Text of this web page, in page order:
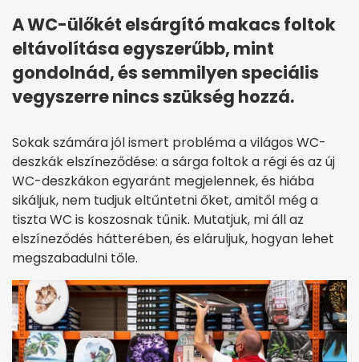
A WC-ülőkét elsárgító makacs foltok
eltávolítása egyszerűbb, mint
gondolnád, és semmilyen speciális
vegyszerre nincs szükség hozzá.
Sokak számára jól ismert probléma a világos WC-
deszkák elszíneződése: a sárga foltok a régi és az új
WC-deszkákon egyaránt megjelennek, és hiába
sikáljuk, nem tudjuk eltűntetni őket, amitől még a
tiszta WC is koszosnak tűnik. Mutatjuk, mi áll az
elszíneződés hátterében, és eláruljuk, hogyan lehet
megszabadulni tőle.